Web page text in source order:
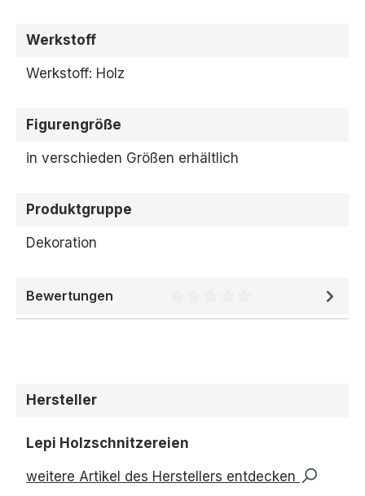
Werkstoff
Werkstoff: Holz
Figurengröße
in verschieden Größen erhältlich
Produktgruppe
Dekoration
Bewertungen
Durchschnittliche Bewertung
Hersteller
Lepi Holzschnitzereien
weitere Artikel des Herstellers entdecken